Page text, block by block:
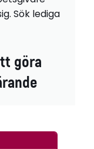
Sök lediga
göra